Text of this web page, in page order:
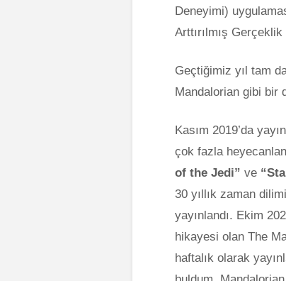
Deneyimi)
Arttırılmış
Geçtiğimiz yıl tam
Mandalorian gibi bir
Kasım 2019’da
çok fazla
of the Jedi” ve
30 yıllık zaman
yayınlandı. Ekim
hikayesi olan The
haftalık olarak